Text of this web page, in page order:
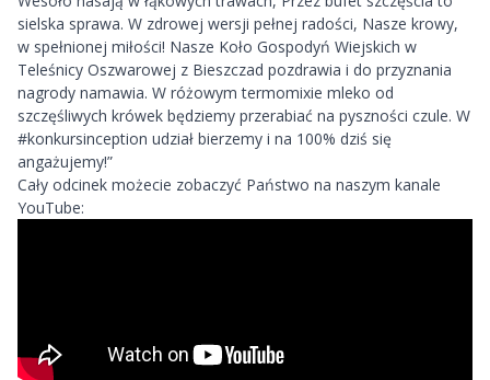
sielska sprawa. W zdrowej wersji pełnej radości, Nasze krowy,
w spełnionej miłości! Nasze Koło Gospodyń Wiejskich w
Teleśnicy Oszwarowej z Bieszczad pozdrawia i do przyznania
nagrody namawia. W różowym termomixie mleko od
szczęśliwych krówek będziemy przerabiać na pyszności czule. W
#konkursinception udział bierzemy i na 100% dziś się
angażujemy!”
Cały odcinek możecie zobaczyć Państwo na naszym kanale
YouTube: